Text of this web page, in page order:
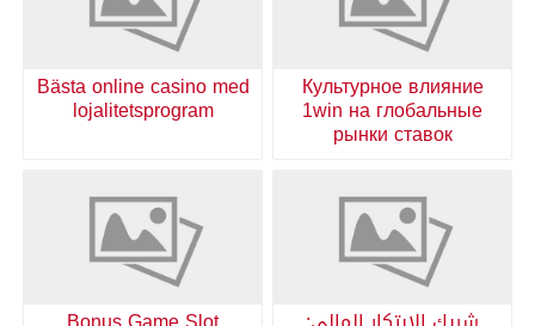
Культурное влияние
1win на глобальные
рынки ставок
Bästa online casino med
lojalitetsprogram